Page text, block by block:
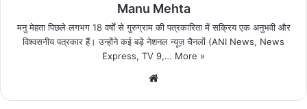
Manu Mehta
मनु मेहता पिछले लगभग 18 वर्षों से गुरुग्राम की पत्रकारिता में सक्रिय एक अनुभवी और
विश्वसनीय पत्रकार हैं। उन्होंने कई बड़े नेशनल न्यूज़ चैनलों (ANI News, News
Express, TV 9,… More »